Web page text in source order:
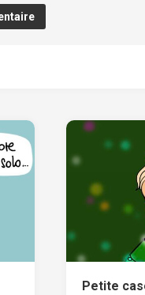
Petite